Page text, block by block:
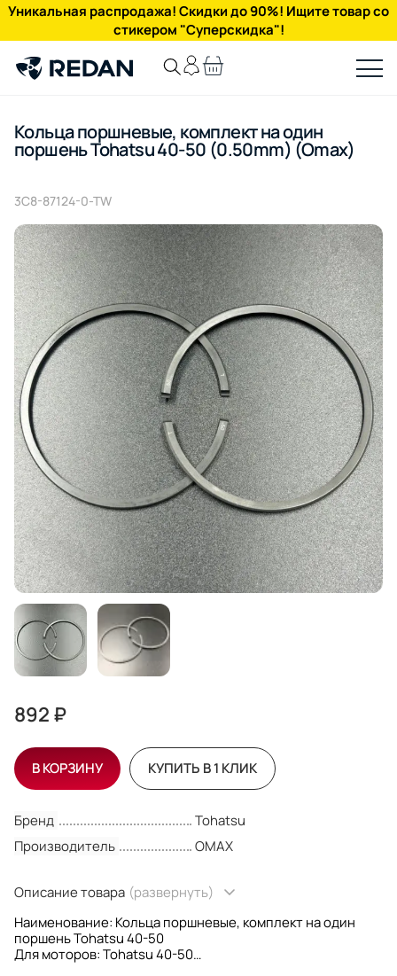
Уникальная распродажа! Скидки до 90%! Ищите товар со
стикером "Суперскидка"!
Кольца поршневые, комплект на один
поршень Tohatsu 40-50 (0.50mm) (Omax)
3C8-87124-0-TW
Бренд
Tohatsu
Производитель
OMAX
Описание товара (развернуть)
Наименование: Кольца поршневые, комплект на один
поршень Tohatsu 40-50
Для моторов: Tohatsu 40-50
892 ₽
В КОРЗИНУ КУПИТЬ В 1 КЛИК